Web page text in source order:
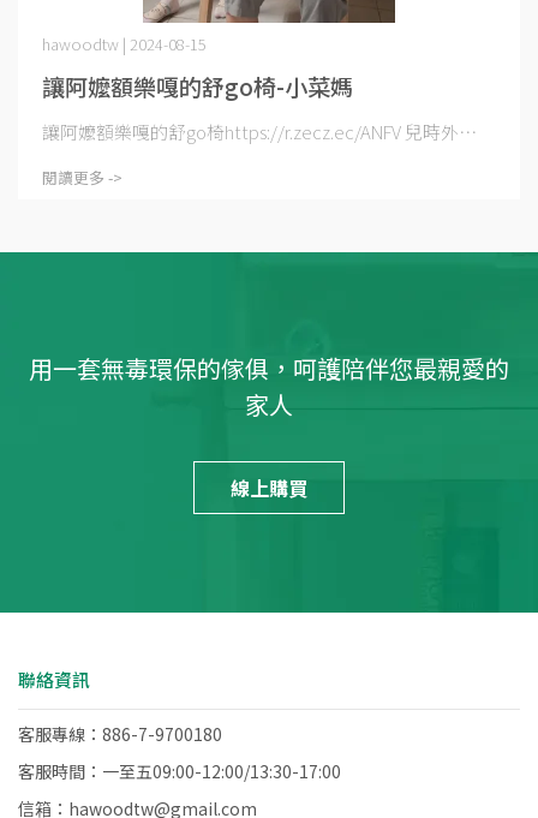
讓阿嬤額樂嘎的舒go椅-小菜媽
hawoodtw | 2024-08-15
讓阿嬤額樂嘎的舒go椅https://r.zecz.ec/ANFV 兒時外⋯
閱讀更多 ->
用一套無毒環保的傢俱，呵護陪伴您最親愛的
家人
線上購買
聯絡資訊
客服專線：886-7-9700180
客服時間：一至五09:00-12:00/13:30-17:00
信箱：hawoodtw@gmail.com